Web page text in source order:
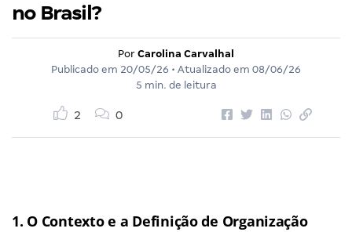
no Brasil?
Por Carolina Carvalhal
Publicado em 20/05/26 • Atualizado em 08/06/26
5 min. de leitura
2 0
1. O Contexto e a Definição de Organização